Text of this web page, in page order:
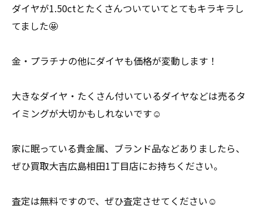
ダイヤが1.50ctとたくさんついていてとてもキラキラし
てました🤩
金・プラチナの他にダイヤも価格が変動します！
大きなダイヤ・たくさん付いているダイヤなどは売るタ
イミングが大切かもしれないです☺️
家に眠っている貴金属、ブランド品などありましたら、
ぜひ買取大吉広島相田1丁目店にお持ちください。
査定は無料ですので、ぜひ査定させてください☺️